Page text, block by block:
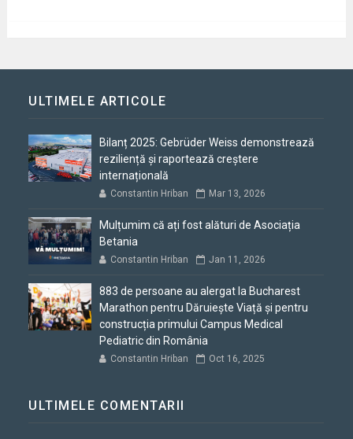
ULTIMELE ARTICOLE
Bilanț 2025: Gebrüder Weiss demonstrează
reziliență și raportează creștere
internațională
Constantin Hriban Mar 13, 2026
Mulțumim că ați fost alături de Asociația
Betania
Constantin Hriban Jan 11, 2026
883 de persoane au alergat la Bucharest
Marathon pentru Dăruiește Viață și pentru
construcția primului Campus Medical
Pediatric din România
Constantin Hriban Oct 16, 2025
ULTIMELE COMENTARII